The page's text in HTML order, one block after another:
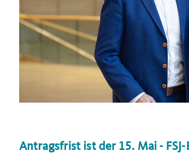
Antragsfrist ist der 15. Mai -